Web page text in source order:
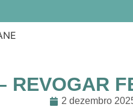
REVOGAR
2 dezembro